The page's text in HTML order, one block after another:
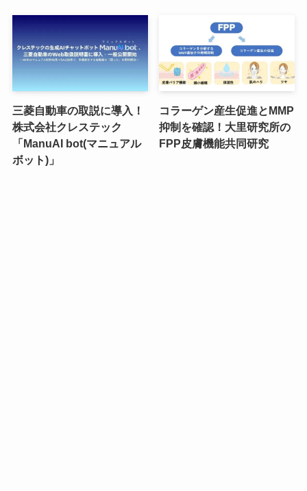
三菱自動車の取説に導入！
株式会社クレステック
「ManuAI bot(マニュアル
ボット)」
コラーゲン産生促進とMMP
抑制を確認！大里研究所の
FPP皮膚機能共同研究